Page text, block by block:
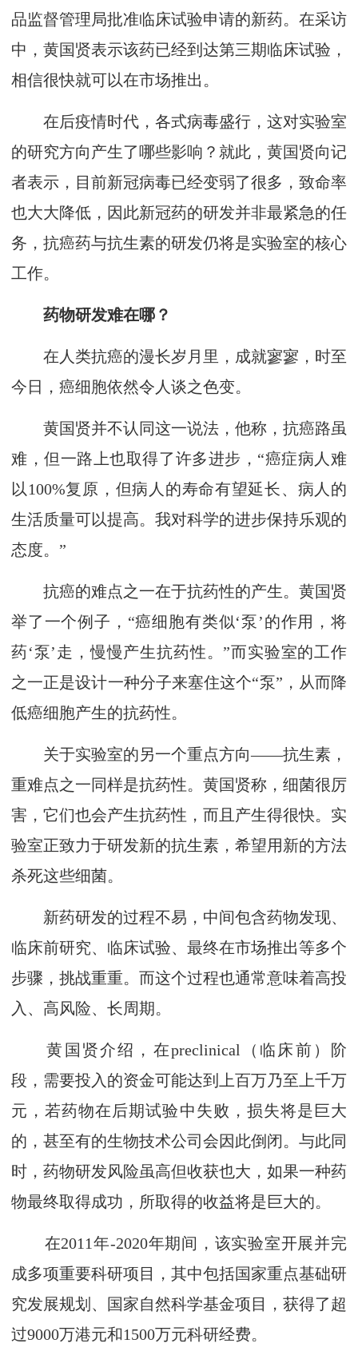
品监督管理局批准临床试验申请的新药。在采访
中，黄国贤表示该药已经到达第三期临床试验，
相信很快就可以在市场推出。
在后疫情时代，各式病毒盛行，这对实验室
的研究方向产生了哪些影响？就此，黄国贤向记
者表示，目前新冠病毒已经变弱了很多，致命率
也大大降低，因此新冠药的研发并非最紧急的任
务，抗癌药与抗生素的研发仍将是实验室的核心
工作。
药物研发难在哪？
在人类抗癌的漫长岁月里，成就寥寥，时至
今日，癌细胞依然令人谈之色变。
黄国贤并不认同这一说法，他称，抗癌路虽
难，但一路上也取得了许多进步，“癌症病人难
以100%复原，但病人的寿命有望延长、病人的
生活质量可以提高。我对科学的进步保持乐观的
态度。”
抗癌的难点之一在于抗药性的产生。黄国贤
举了一个例子，“癌细胞有类似‘泵’的作用，将
药‘泵’走，慢慢产生抗药性。”而实验室的工作
之一正是设计一种分子来塞住这个“泵”，从而降
低癌细胞产生的抗药性。
关于实验室的另一个重点方向——抗生素，
重难点之一同样是抗药性。黄国贤称，细菌很厉
害，它们也会产生抗药性，而且产生得很快。实
验室正致力于研发新的抗生素，希望用新的方法
杀死这些细菌。
新药研发的过程不易，中间包含药物发现、
临床前研究、临床试验、最终在市场推出等多个
步骤，挑战重重。而这个过程也通常意味着高投
入、高风险、长周期。
黄国贤介绍，在preclinical（临床前）阶
段，需要投入的资金可能达到上百万乃至上千万
元，若药物在后期试验中失败，损失将是巨大
的，甚至有的生物技术公司会因此倒闭。与此同
时，药物研发风险虽高但收获也大，如果一种药
物最终取得成功，所取得的收益将是巨大的。
在2011年-2020年期间，该实验室开展并完
成多项重要科研项目，其中包括国家重点基础研
究发展规划、国家自然科学基金项目，获得了超
过9000万港元和1500万元科研经费。